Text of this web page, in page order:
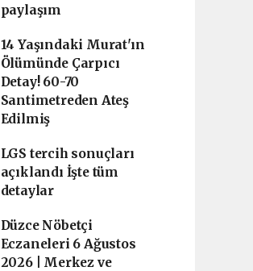
paylaşım
14 Yaşındaki Murat'ın
Ölümünde Çarpıcı
Detay! 60-70
Santimetreden Ateş
Edilmiş
LGS tercih sonuçları
açıklandı İşte tüm
detaylar
Düzce Nöbetçi
Eczaneleri 6 Ağustos
2026 | Merkez ve